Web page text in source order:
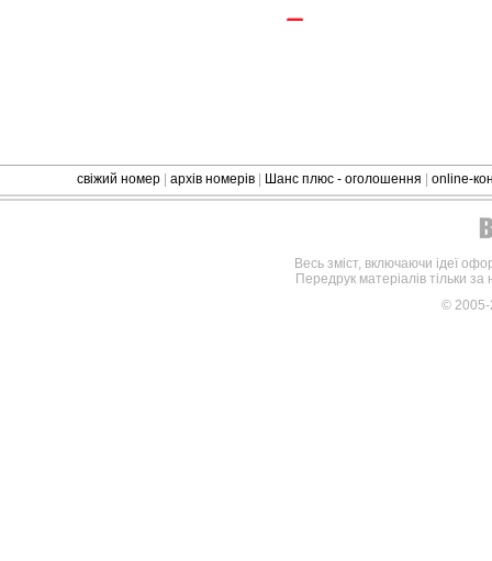
свіжий номер архів номерів Шанс плюс - оголошення online-
Весь зміст, включаючи ідеї
Передрук матеріалів тільки
©